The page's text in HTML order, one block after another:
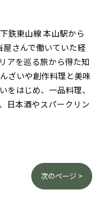
鉄東山線 本山駅から
屋さんで働いていた経
アを巡る旅から得た知
ざいや創作料理と美味
をはじめ、一品料理、
日本酒やスパークリン
次のページ >